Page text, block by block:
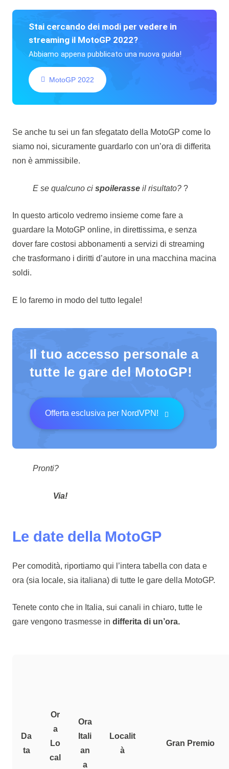
Stai cercando dei modi per vedere in
streaming il MotoGP 2022?
Abbiamo appena pubblicato una nuova guida!
MotoGP 2022
Se anche tu sei un fan sfegatato della MotoGP come lo
siamo noi, sicuramente guardarlo con un’ora di differita
non è ammissibile.
E se qualcuno ci spoilerasseil risultato? ?
In questo articolo vedremo insieme come fare a
guardare la MotoGP online, in direttissima, e senza
dover fare costosi abbonamenti a servizi di streaming
che trasformano i diritti d’autore in una macchina macina
soldi.
E lo faremo in modo del tutto legale!
Il tuo accesso personale a
tutte le gare del MotoGP!
Offerta esclusiva per NordVPN!
Pronti?
Via!
Le date della MotoGP
Per comodità, riportiamo qui l’intera tabella con data e
ora (sia locale, sia italiana) di tutte le gare della MotoGP.
Tenete conto che in Italia, sui canali in chiaro, tutte le
gare vengono trasmesse in differita di un’ora.
Da
Ta
Or
a
Lo
cal
Ora
Itali
an
a
Localit
à
Gran Premio